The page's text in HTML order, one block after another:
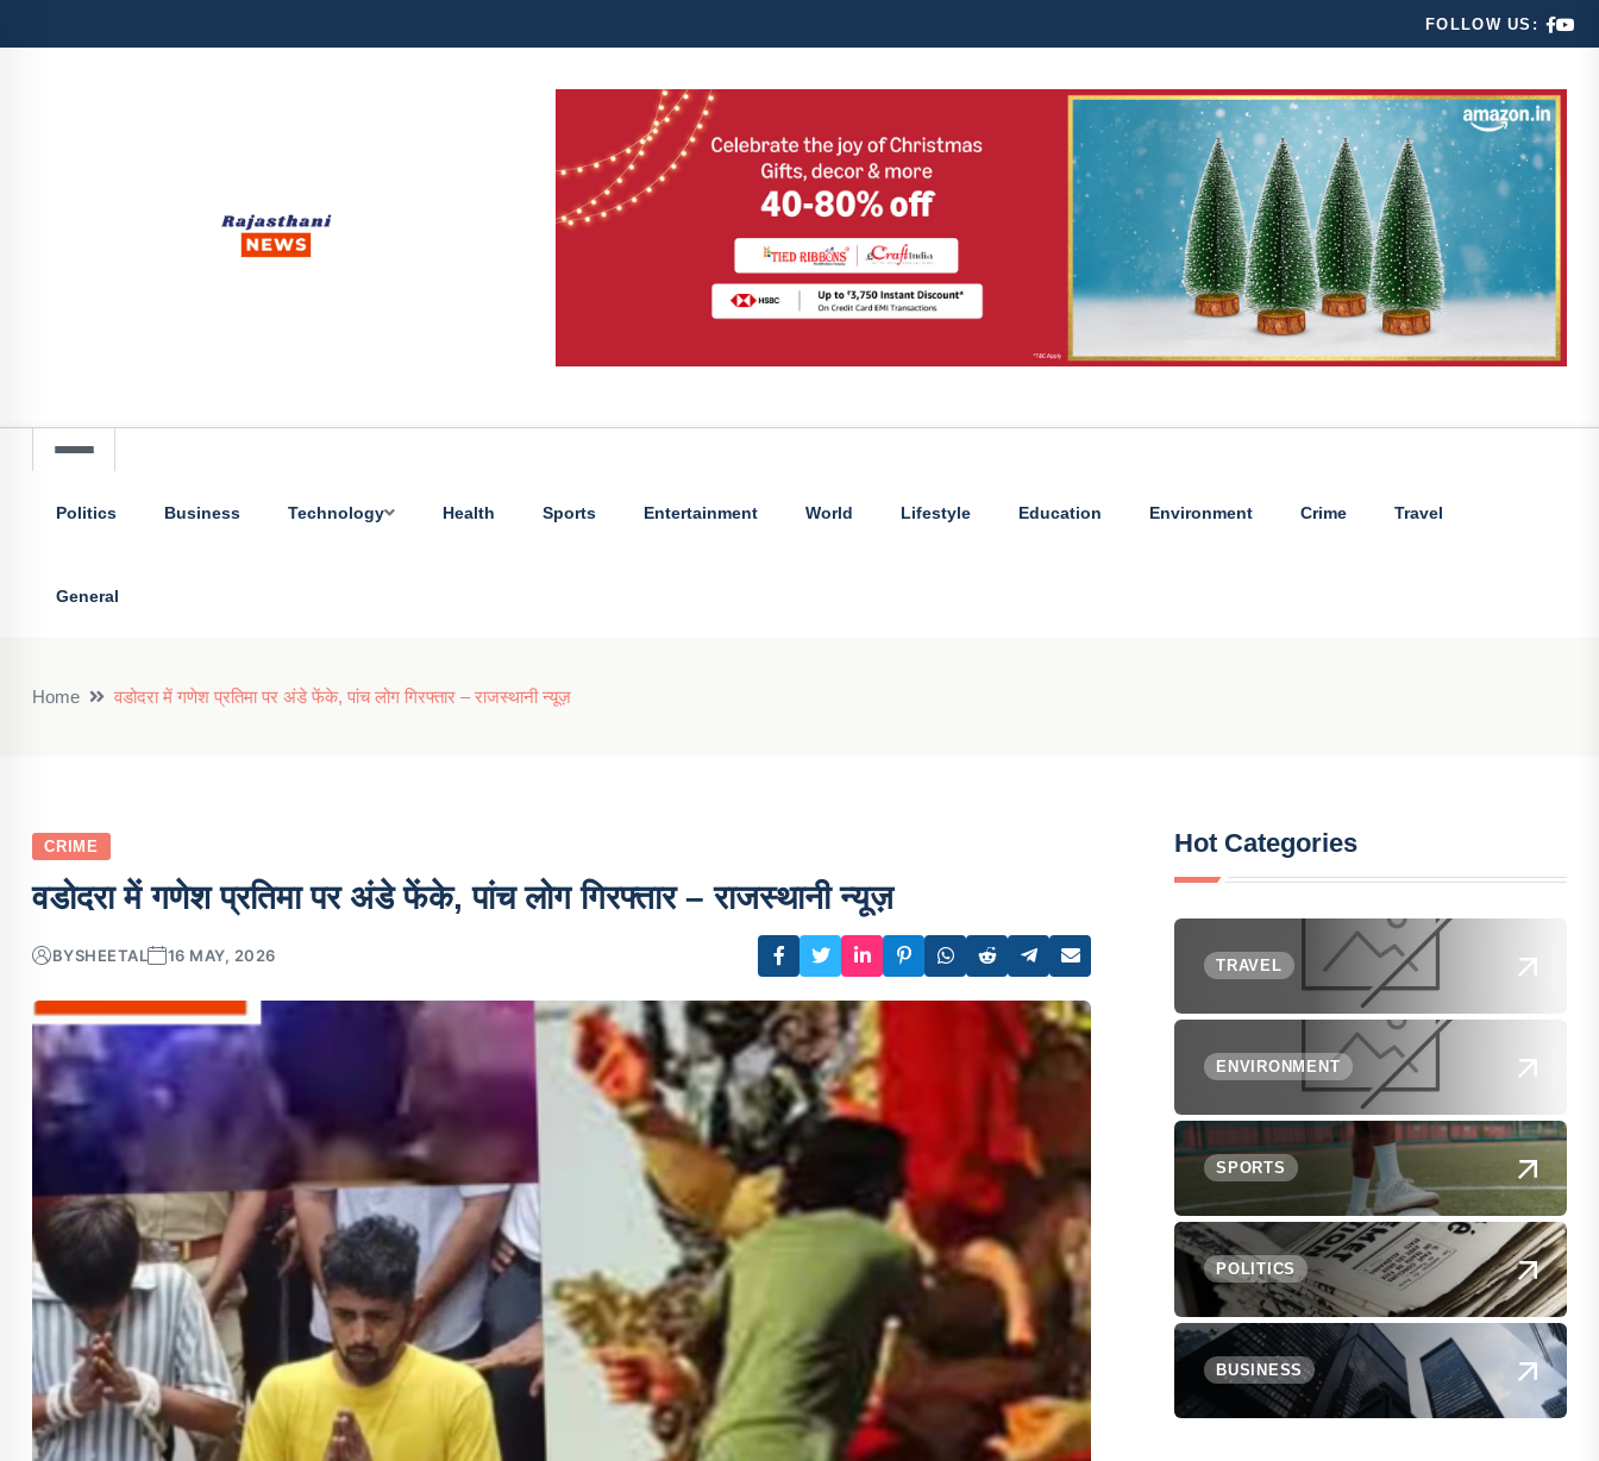
FOLLOW US:
Politics Business Technology Health Sports Entertainment World Lifestyle Education Environment Crime Travel
General
Home वडोदरा में गणेश प्रतिमा पर अंडे फेंके, पांच लोग गिरफ्तार – राजस्थानी न्यूज़
CRIME
वडोदरा में गणेश प्रतिमा पर अंडे फेंके, पांच लोग गिरफ्तार – राजस्थानी न्यूज़
BYSHEETAL 16 MAY, 2026
Hot Categories
TRAVEL
ENVIRONMENT
SPORTS
POLITICS
BUSINESS